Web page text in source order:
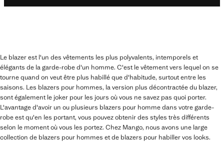
Le blazer est l'un des vêtements les plus polyvalents, intemporels et
élégants de la garde-robe d'un homme. C'est le vêtement vers lequel on se
tourne quand on veut être plus habillé que d'habitude, surtout entre les
saisons. Les blazers pour hommes, la version plus décontractée du blazer,
sont également le joker pour les jours où vous ne savez pas quoi porter.
L'avantage d'avoir un ou plusieurs blazers pour homme dans votre garde-
robe est qu'en les portant, vous pouvez obtenir des styles très différents
selon le moment où vous les portez. Chez Mango, nous avons une large
collection de blazers pour hommes et de blazers pour habiller vos looks.